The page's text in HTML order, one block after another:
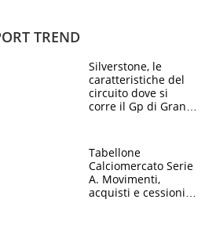
TREND
Silverstone, le
caratteristiche del
circuito dove si
corre il Gp di Gran
Tabellone
Calciomercato Serie
A. Movimenti,
acquisti e cessioni: